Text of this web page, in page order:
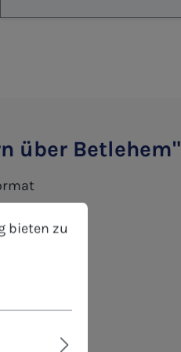
über Betlehem"
zu können.
bieten zu